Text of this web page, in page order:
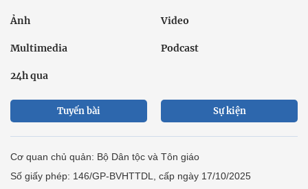
Ảnh Video
Multimedia Podcast
24h qua
Tuyến bài Sự kiện
Cơ quan chủ quản: Bộ Dân tộc và Tôn giáo
Số giấy phép: 146/GP-BVHTTDL, cấp ngày 17/10/2025